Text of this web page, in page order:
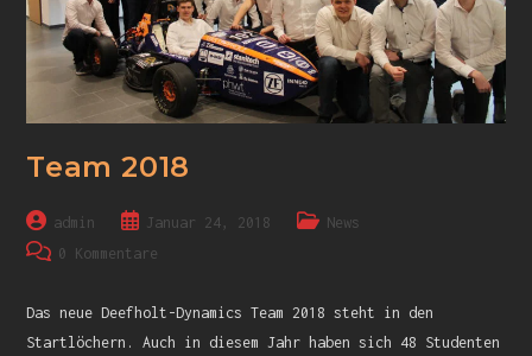
Team 2018
admin Januar 24, 2018
News
0 Kommentare
Das neue Deefholt-Dynamics Team 2018 steht in den
Startlöchern. Auch in diesem Jahr haben sich 48 Studenten